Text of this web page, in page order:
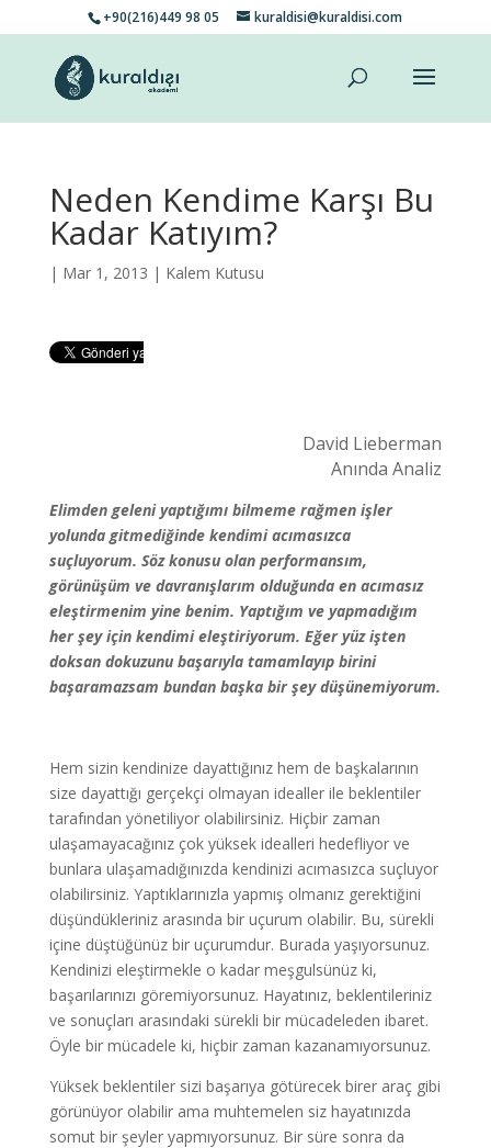
+90(216)449 98 05 kuraldisi@kuraldisi.com
Neden Kendime Karşı Bu
Kadar Katıyım?
| Mar 1, 2013 | Kalem Kutusu
David Lieberman
Anında Analiz
Elimden geleni yaptığımı bilmeme rağmen işler
yolunda gitmediğinde kendimi acımasızca
suçluyorum. Söz konusu olan performansım,
görünüşüm ve davranışlarım olduğunda en acımasız
eleştirmenim yine benim. Yaptığım ve yapmadığım
her şey için kendimi eleştiriyorum. Eğer yüz işten
doksan dokuzunu başarıyla tamamlayıp birini
başaramazsam bundan başka bir şey düşünemiyorum.
Hem sizin kendinize dayattığınız hem de başkalarının
size dayattığı gerçekçi olmayan idealler ile beklentiler
tarafından yönetiliyor olabilirsiniz. Hiçbir zaman
ulaşamayacağınız çok yüksek idealleri hedefliyor ve
bunlara ulaşamadığınızda kendinizi acımasızca suçluyor
olabilirsiniz. Yaptıklarınızla yapmış olmanız gerektiğini
düşündükleriniz arasında bir uçurum olabilir. Bu, sürekli
içine düştüğünüz bir uçurumdur. Burada yaşıyorsunuz.
Kendinizi eleştirmekle o kadar meşgulsünüz ki,
başarılarınızı göremiyorsunuz. Hayatınız, beklentileriniz
ve sonuçları arasındaki sürekli bir mücadeleden ibaret.
Öyle bir mücadele ki, hiçbir zaman kazanamıyorsunuz.
Yüksek beklentiler sizi başarıya götürecek birer araç gibi
görünüyor olabilir ama muhtemelen siz hayatınızda
somut bir şeyler yapmıyorsunuz. Bir süre sonra da